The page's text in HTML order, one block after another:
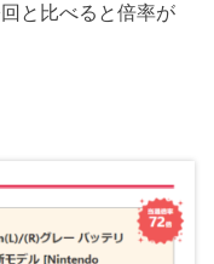
と比べると倍率が